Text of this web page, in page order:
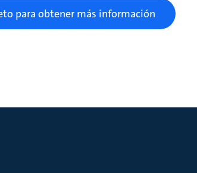
para obtener más información